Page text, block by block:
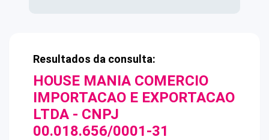
Resultados da consulta:
HOUSE MANIA COMERCIO
IMPORTACAO E EXPORTACAO
LTDA - CNPJ
00.018.656/0001-31